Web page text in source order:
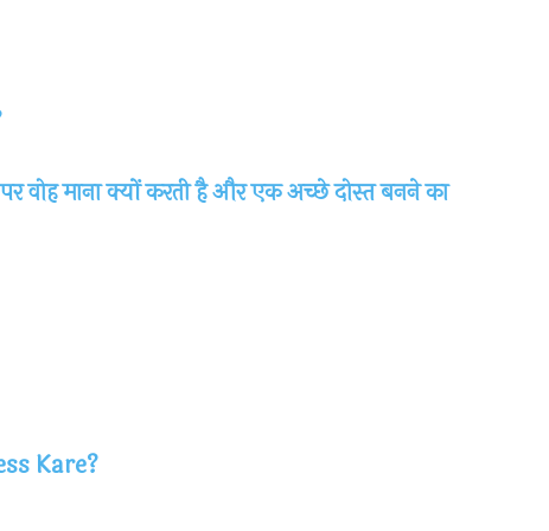
वोह माना क्यों करती है और एक अच्छे दोस्त बनने का
Kare?